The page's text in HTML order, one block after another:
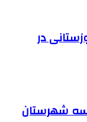
در
پرورش دیّر: ۲۰ مدرسه شهرستان